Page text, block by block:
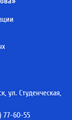
ул. Студенческая,
77-60-55